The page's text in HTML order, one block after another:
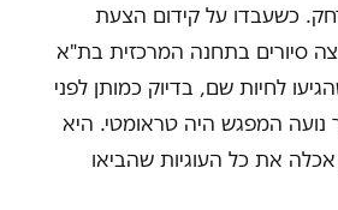
כשעבדו על קידום הצעת
סיורים בתחנה המרכזית בת"א
לחיות שם, בדיוק כמותן לפני
נועה המפגש היה טראומטי. היא
את כל העוגיות שהביאו